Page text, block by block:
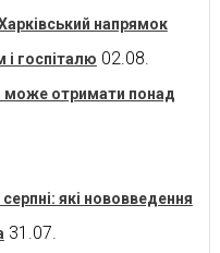
напрямок
госпіталю 02.08.
може отримати понад
які нововведення
31.07.